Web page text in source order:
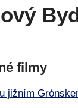
filmy
jižním